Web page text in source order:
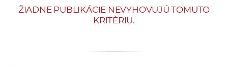
c
ŽIADNE PUBLIKÁCIE NEVYHOVUJÚ TOMUTO
KRITÉRIU.